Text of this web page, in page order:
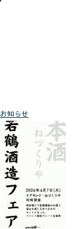
お知らせ